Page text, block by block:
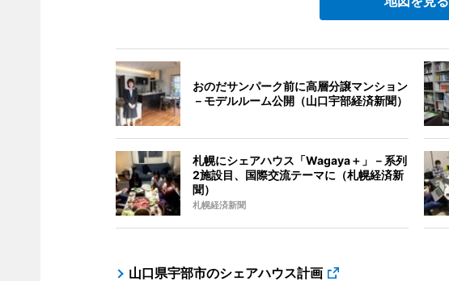
おのだサンパーク前に高層分譲マンション
－モデルルーム公開（山口宇部経済新聞）
札幌にシェアハウス「Wagaya＋」－系列
2施設目、国際交流テーマに（札幌経済新
聞）
札幌経済新聞
山口県宇部市のシェアハウス計画